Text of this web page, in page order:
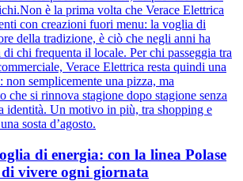
è la prima volta che Verace Elettrica
con creazioni fuori menu: la voglia di
della tradizione, è ciò che negli anni ha
chi frequenta il locale. Per chi passeggia tra
Verace Elettrica resta quindi una
non semplicemente una pizza, ma
che si rinnova stagione dopo stagione senza
identità. Un motivo in più, tra shopping e
sosta d’agosto.
di energia: con la linea Polase
vivere ogni giornata